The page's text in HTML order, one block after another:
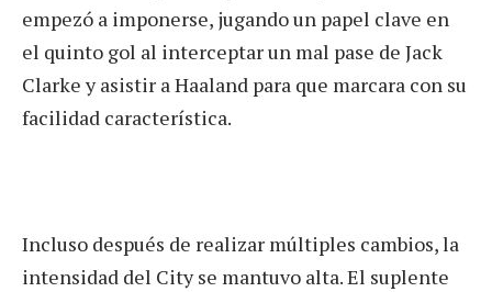
empezó a imponerse, jugando un papel clave en
el quinto gol al interceptar un mal pase de Jack
Clarke y asistir a Haaland para que marcara con su
facilidad característica.
Incluso después de realizar múltiples cambios, la
intensidad del City se mantuvo alta. El suplente